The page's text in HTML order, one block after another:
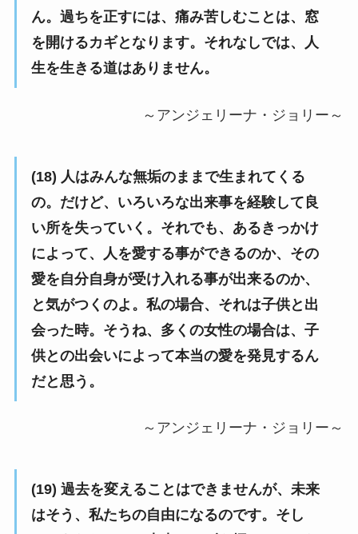
ん。過ちを正すには、痛み苦しむことは、窓
を開けるカギとなります。それなしでは、人
生を生きる道はありません。
～アンジェリーナ・ジョリー～
(18) 人はみんな無垢のままで生まれてくる
の。だけど、いろいろな出来事を経験して良
い所を失っていく。それでも、あるきっかけ
によって、人を愛する事ができるのか、その
愛を自分自身が受け入れる事が出来るのか、
と気がつくのよ。私の場合、それは子供と出
会った時。そうね、多くの女性の場合は、子
供との出会いによって本当の愛を発見するん
だと思う。
～アンジェリーナ・ジョリー～
(19) 過去を変えることはできませんが、未来
はそう、私たちの自由になるのです。そし